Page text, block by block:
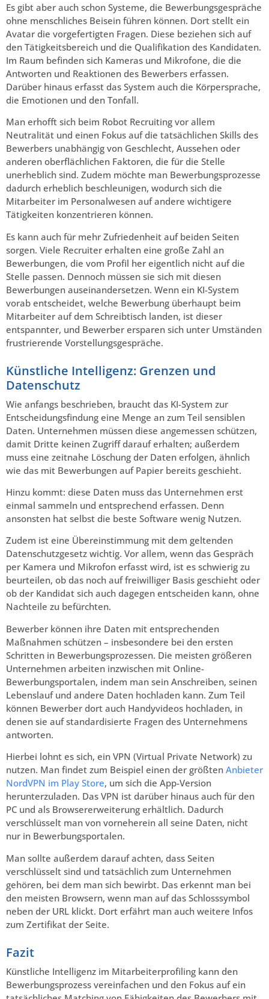
Es gibt aber auch schon Systeme, die Bewerbungsgespräche
ohne menschliches Beisein führen können. Dort stellt ein
Avatar die vorgefertigten Fragen. Diese beziehen sich auf
den Tätigkeitsbereich und die Qualifikation des Kandidaten.
Im Raum befinden sich Kameras und Mikrofone, die die
Antworten und Reaktionen des Bewerbers erfassen.
Darüber hinaus erfasst das System auch die Körpersprache,
die Emotionen und den Tonfall.
Man erhofft sich beim Robot Recruiting vor allem
Neutralität und einen Fokus auf die tatsächlichen Skills des
Bewerbers unabhängig von Geschlecht, Aussehen oder
anderen oberflächlichen Faktoren, die für die Stelle
unerheblich sind. Zudem möchte man Bewerbungsprozesse
dadurch erheblich beschleunigen, wodurch sich die
Mitarbeiter im Personalwesen auf andere wichtigere
Tätigkeiten konzentrieren können.
Es kann auch für mehr Zufriedenheit auf beiden Seiten
sorgen. Viele Recruiter erhalten eine große Zahl an
Bewerbungen, die vom Profil her eigentlich nicht auf die
Stelle passen. Dennoch müssen sie sich mit diesen
Bewerbungen auseinandersetzen. Wenn ein KI-System
vorab entscheidet, welche Bewerbung überhaupt beim
Mitarbeiter auf dem Schreibtisch landen, ist dieser
entspannter, und Bewerber ersparen sich unter Umständen
frustrierende Vorstellungsgespräche.
Künstliche Intelligenz: Grenzen und
Datenschutz
Wie anfangs beschrieben, braucht das KI-System zur
Entscheidungsfindung eine Menge an zum Teil sensiblen
Daten. Unternehmen müssen diese angemessen schützen,
damit Dritte keinen Zugriff darauf erhalten; außerdem
muss eine zeitnahe Löschung der Daten erfolgen, ähnlich
wie das mit Bewerbungen auf Papier bereits geschieht.
Hinzu kommt: diese Daten muss das Unternehmen erst
einmal sammeln und entsprechend erfassen. Denn
ansonsten hat selbst die beste Software wenig Nutzen.
Zudem ist eine Übereinstimmung mit dem geltenden
Datenschutzgesetz wichtig. Vor allem, wenn das Gespräch
per Kamera und Mikrofon erfasst wird, ist es schwierig zu
beurteilen, ob das noch auf freiwilliger Basis geschieht oder
ob der Kandidat sich auch dagegen entscheiden kann, ohne
Nachteile zu befürchten.
Bewerber können ihre Daten mit entsprechenden
Maßnahmen schützen – insbesondere bei den ersten
Schritten in Bewerbungsprozessen. Die meisten größeren
Unternehmen arbeiten inzwischen mit Online-
Bewerbungsportalen, indem man sein Anschreiben, seinen
Lebenslauf und andere Daten hochladen kann. Zum Teil
können Bewerber dort auch Handyvideos hochladen, in
denen sie auf standardisierte Fragen des Unternehmens
antworten.
Hierbei lohnt es sich, ein VPN (Virtual Private Network) zu
nutzen. Man findet zum Beispiel einen der größten Anbieter
NordVPN im Play Store, um sich die App-Version
herunterzuladen. Das VPN ist darüber hinaus auch für den
PC und als Browsererweiterung erhältlich. Dadurch
verschlüsselt man von vorneherein all seine Daten, nicht
nur in Bewerbungsportalen.
Man sollte außerdem darauf achten, dass Seiten
verschlüsselt sind und tatsächlich zum Unternehmen
gehören, bei dem man sich bewirbt. Das erkennt man bei
den meisten Browsern, wenn man auf das Schlosssymbol
neben der URL klickt. Dort erfährt man auch weitere Infos
zum Zertifikat der Seite.
Fazit
Künstliche Intelligenz im Mitarbeiterprofiling kann den
Bewerbungsprozess vereinfachen und den Fokus auf ein